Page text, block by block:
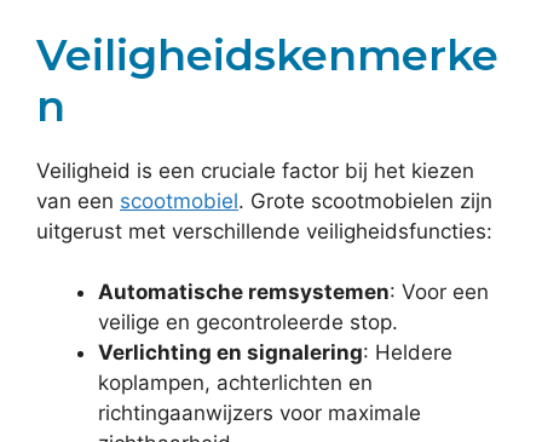
Veiligheidskenmerke
n
Veiligheid is een cruciale factor bij het kiezen
van een scootmobiel. Grote scootmobielen zijn
uitgerust met verschillende veiligheidsfuncties:
Automatische remsystemen: Voor een
veilige en gecontroleerde stop.
Verlichting en signalering: Heldere
koplampen, achterlichten en
richtingaanwijzers voor maximale